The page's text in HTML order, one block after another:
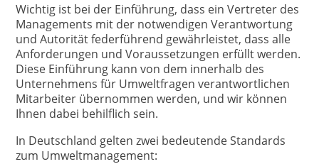
Wichtig ist bei der Einführung, dass ein Vertreter des
Managements mit der notwendigen Verantwortung
und Autorität federführend gewährleistet, dass alle
Anforderungen und Voraussetzungen erfüllt werden.
Diese Einführung kann von dem innerhalb des
Unternehmens für Umweltfragen verantwortlichen
Mitarbeiter übernommen werden, und wir können
Ihnen dabei behilflich sein.
In Deutschland gelten zwei bedeutende Standards
zum Umweltmanagement: